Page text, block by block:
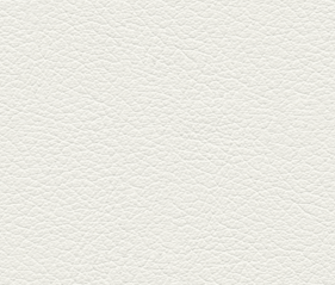
東区の健軍電停のそば『居酒屋
食堂いしばしさん家』は、賑や
かでお...
2026年1月30日放送
焼き餃子＆海老チリ
栄通りの路地奥、隠れ家的な店
『富富飯店 新市街酒家』へ。２
階に...
2026年1月9日放送